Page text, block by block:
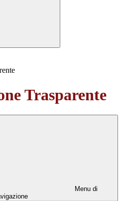
Trasparente
Menu di